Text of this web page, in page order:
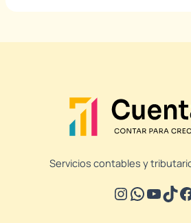
Servicios contables y